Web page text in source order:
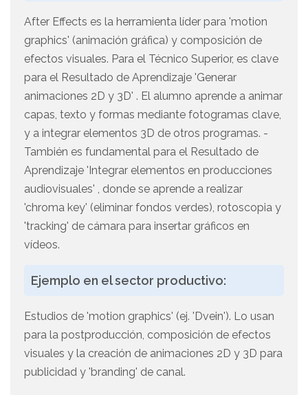
After Effects es la herramienta líder para 'motion
graphics' (animación gráfica) y composición de
efectos visuales. Para el Técnico Superior, es clave
para el Resultado de Aprendizaje 'Generar
animaciones 2D y 3D' . El alumno aprende a animar
capas, texto y formas mediante fotogramas clave,
y a integrar elementos 3D de otros programas. -
También es fundamental para el Resultado de
Aprendizaje 'Integrar elementos en producciones
audiovisuales' , donde se aprende a realizar
'chroma key' (eliminar fondos verdes), rotoscopia y
'tracking' de cámara para insertar gráficos en
vídeos.
Ejemplo en el sector productivo:
Estudios de 'motion graphics' (ej. 'Dvein'). Lo usan
para la postproducción, composición de efectos
visuales y la creación de animaciones 2D y 3D para
publicidad y 'branding' de canal.